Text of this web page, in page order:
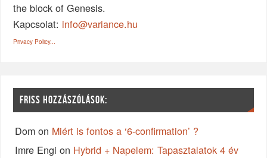
the block of Genesis.
Kapcsolat: info@variance.hu
Privacy Policy...
FRISS HOZZÁSZÓLÁSOK:
Dom on Miért is fontos a ‘6-confirmation’ ?
Imre Engi on Hybrid + Napelem: Tapasztalatok 4 év